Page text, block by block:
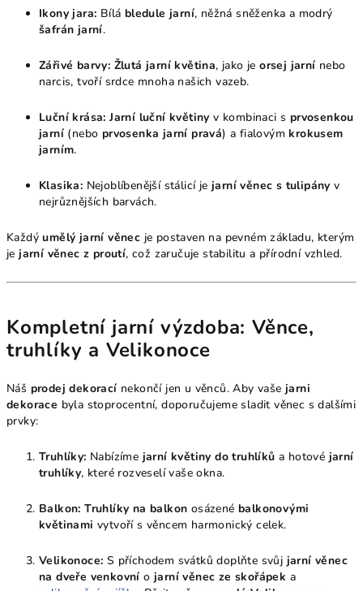
Ikony jara: Bílá bledule jarní, něžná sněženka a modrý
šafrán jarní.
Zářivé barvy: Žlutá jarní květina, jako jeorsej jarní nebo
narcis, tvoří srdce mnoha našich vazeb.
Luční krása: Jarní luční květiny v kombinaci s prvosenkou
jarní (nebo prvosenka jarní pravá) a fialovým krokusem
jarním.
Klasika: Nejoblíbenější stálicí jejarní věnec s tulipány v
nejrůznějších barvách.
Každýumělý jarní věnec je postaven na pevném základu, kterým
jejarní věnec z proutí, což zaručuje stabilitu a přírodní vzhled.
Kompletní jarní výzdoba: Věnce,
truhlíky a Velikonoce
Náš prodej dekorací nekončí jen u věnců. Aby vašejarni
dekorace byla stoprocentní, doporučujeme sladit věnec s dalšími
prvky:
Truhlíky: Nabízíme jarní květiny do truhlíků a hotové jarní
truhlíky, které rozveselí vaše okna.
Balkon: Truhlíky na balkon osázené balkonovými
květinami vytvoří s věncem harmonický celek.
Velikonoce: S příchodem svátků doplňte svůj jarní věnec
na dveře venkovní ojarní věnec ze skořápek a